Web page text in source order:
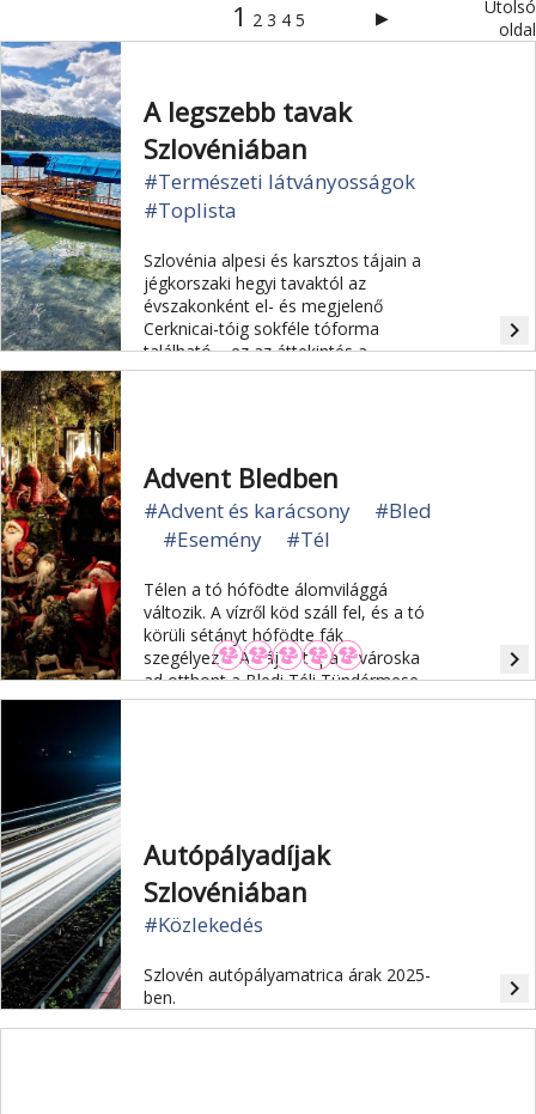
1 2 3 4 5 ▶
Utolsó
oldal
A legszebb tavak
Szlovéniában
#Természeti látványosságok
#Toplista
Szlovénia alpesi és karsztos tájain a
jégkorszaki hegyi tavaktól az
évszakonként el- és megjelenő
Cerknicai-tóig sokféle tóforma
található – ez az áttekintés a
legjellegzetesebbeket mutatja be.
navigate_next
Advent Bledben
#Advent és karácsony
#Bled
#Esemény
#Tél
Télen a tó hófödte álomvilággá
változik. A vízről köd száll fel, és a tó
körüli sétányt hófödte fák
szegélyezik. A bájos tóparti városka
ad otthont a Bledi Téli Tündérmese
néven ismert, évente megrendezésre
navigate_next
Autópályadíjak
Szlovéniában
#Közlekedés
Szlovén autópályamatrica árak 2025-
ben.
navigate_next